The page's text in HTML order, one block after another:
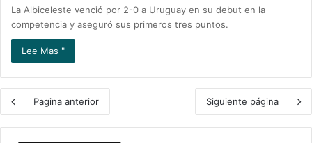
La Albiceleste venció por 2-0 a Uruguay en su debut en la
competencia y aseguró sus primeros tres puntos.
Lee Mas "
Pagina anterior Siguiente página